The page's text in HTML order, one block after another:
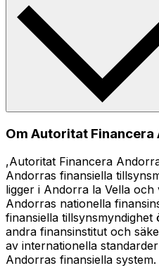
Om Autoritat Financera
,Autoritat Financera
Andorras finansiella
ligger i Andorra la Vella
Andorras nationella
finansiella
andra finansinstitut och
av internationella
Andorras finansiella system.